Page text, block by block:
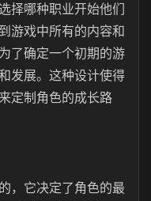
择哪种职业开始他们
游戏中所有的内容和
了确定一个初期的游
发展。这种设计使得
定制角色的成长路
，它决定了角色的最